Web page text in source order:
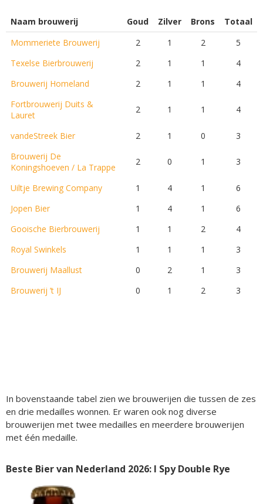
Naam brouwerij Goud Zilver Brons
Totaal
Mommeriete Brouwerij
2 1 2
5
Texelse Bierbrouwerij
2 1 1
4
Brouwerij Homeland
2 1 1
4
Fortbrouwerij Duits &
Lauret
2 1 1 4
vandeStreek Bier 2 1 0
3
Brouwerij De
Koningshoeven / La Trappe
2 0 1 3
Uiltje Brewing Company 1 4 1
6
Jopen Bier
1 4 1
6
Gooische Bierbrouwerij
1 1 2
4
Royal Swinkels
1 1 1
3
Brouwerij Maallust
0 2 1
3
Brouwerij ’t IJ
0 1 2 3
In bovenstaande tabel zien we brouwerijen die tussen de zes
en drie medailles wonnen. Er waren ook nog diverse
brouwerijen met twee medailles en meerdere brouwerijen
met één medaille.
Beste Bier van Nederland 2026: I Spy Double Rye